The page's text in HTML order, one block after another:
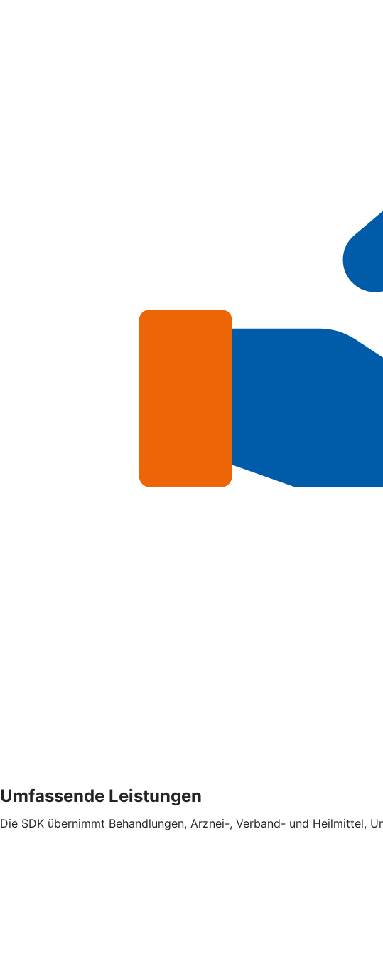
Umfassende Leistungen
Die SDK übernimmt Behandlungen, Arznei-, Verband- und Heilmittel,